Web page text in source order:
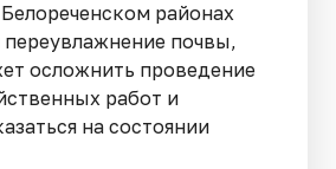
районах
переувлажнение почвы,
осложнить проведение
работ и
на состоянии